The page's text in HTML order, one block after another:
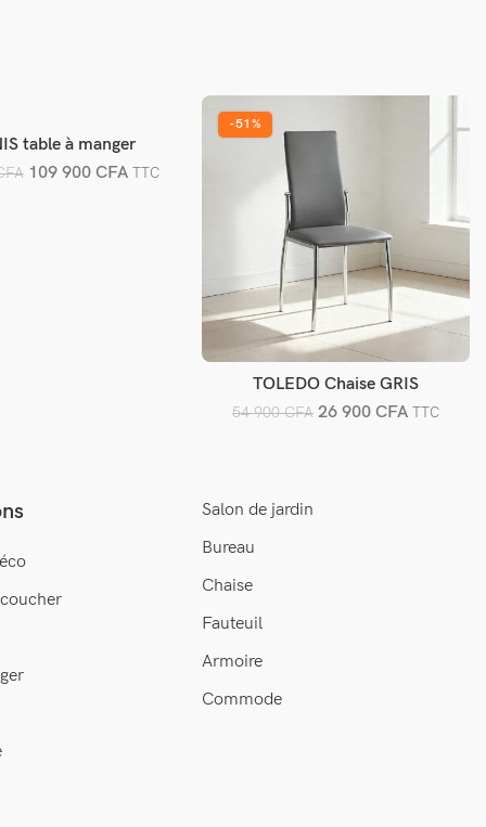
au panier
table à manger
109 900 CFA TTC
-51%
Ajouter au panier
TOLEDO Chaise GRIS
54 900CFA 26 900CFA TTC
Salon de jardin
Bureau
Chaise
Fauteuil
Armoire
Commode